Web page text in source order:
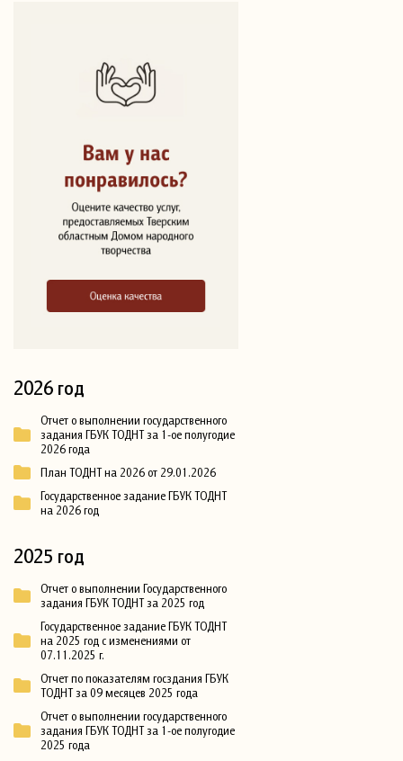
2026 год
Отчет о выполнении государственного
задания ГБУК ТОДНТ за 1-ое полугодие
2026 года
План ТОДНТ на 2026 от 29.01.2026
Государственное задание ГБУК ТОДНТ
на 2026 год
2025 год
Отчет о выполнении Государственного
задания ГБУК ТОДНТ за 2025 год
Государственное задание ГБУК ТОДНТ
на 2025 год с изменениями от
07.11.2025 г.
Отчет по показателям госздания ГБУК
ТОДНТ за 09 месяцев 2025 года
Отчет о выполнении государственного
задания ГБУК ТОДНТ за 1-ое полугодие
2025 года